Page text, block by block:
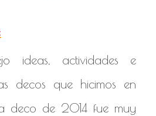
ideas, actividades e
decos que hicimos en
deco de 2014 fue muy